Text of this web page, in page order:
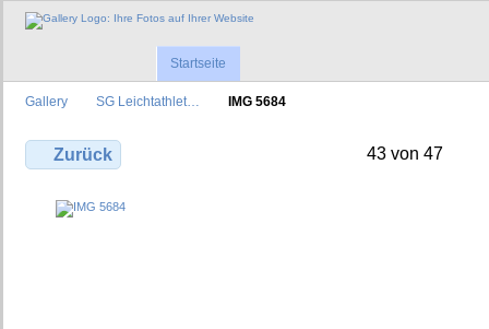
Startseite
Gallery SG Leichtathlet… IMG 5684
Zurück 43 von 47